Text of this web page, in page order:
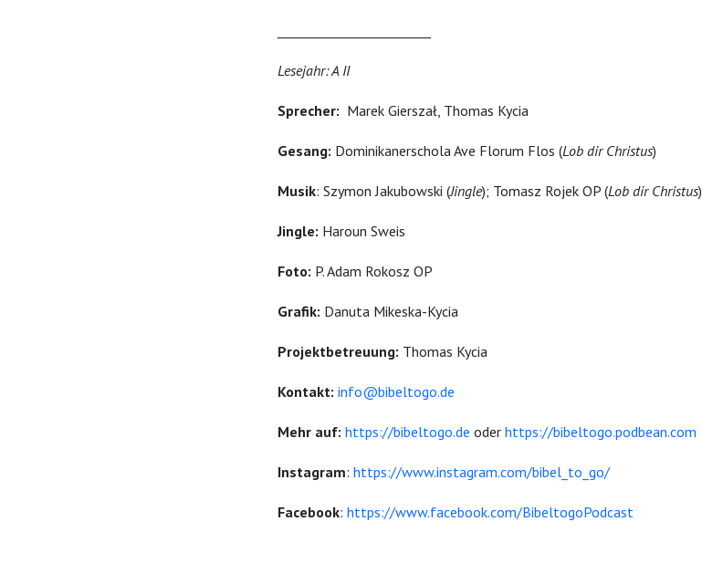
Lesejahr: A II
Sprecher: Marek Gierszał, Thomas Kycia
Gesang: Dominikanerschola Ave Florum Flos (Lob dir Christus)
Musik: Szymon Jakubowski (Jingle); Tomasz Rojek OP (Lob dir Christus)
Jingle: Haroun Sweis
Foto: P. Adam Rokosz OP
Grafik: Danuta Mikeska-Kycia
Projektbetreuung: Thomas Kycia
Kontakt: info@bibeltogo.de
Mehr auf: https://bibeltogo.de oder https://bibeltogo.podbean.com
Instagram: https://www.instagram.com/bibel_to_go/
Facebook: https://www.facebook.com/BibeltogoPodcast